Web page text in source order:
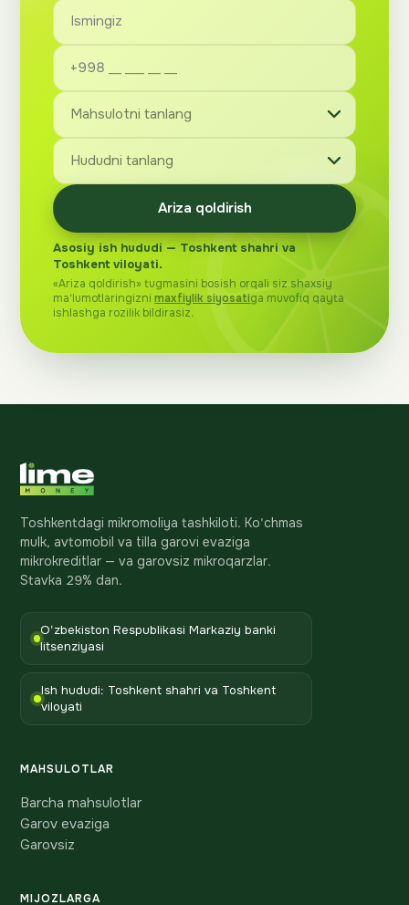
Ariza qoldirish
Asosiy ish hududi — Toshkent shahri va
Toshkent viloyati.
«Ariza qoldirish» tugmasini bosish orqali siz shaxsiy
ma'lumotlaringiznimaxfiylik siyosatiga muvofiq qayta
ishlashga rozilik bildirasiz.
Toshkentdagi mikromoliya tashkiloti. Ko'chmas
mulk, avtomobil va tilla garovi evaziga
mikrokreditlar — va garovsiz mikroqarzlar.
Stavka 29% dan.
O'zbekiston Respublikasi Markaziy banki
litsenziyasi
Ish hududi: Toshkent shahri va Toshkent
viloyati
MAHSULOTLAR
Barcha mahsulotlar
Garov evaziga
Garovsiz
MIJOZLARGA